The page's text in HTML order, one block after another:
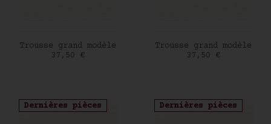
AJOUTER AU PANIER
Trousse grand modèle
Prix
37,50 €
AJOUTER AU PANIER
Trousse grand modèle
Prix
37,50 €
Dernières pièces Dernières pièces